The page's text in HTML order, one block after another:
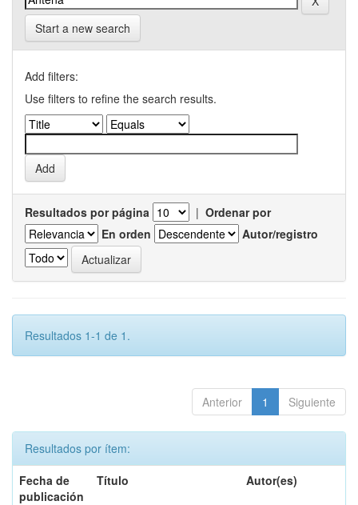
Start a new search
Add filters:
Use filters to refine the search results.
Resultados por página | Ordenar por
En orden
Autor/registro
Resultados 1-1 de 1.
Anterior 1 Siguiente
Resultados por ítem:
Fecha de
publicación
Título Autor(es)